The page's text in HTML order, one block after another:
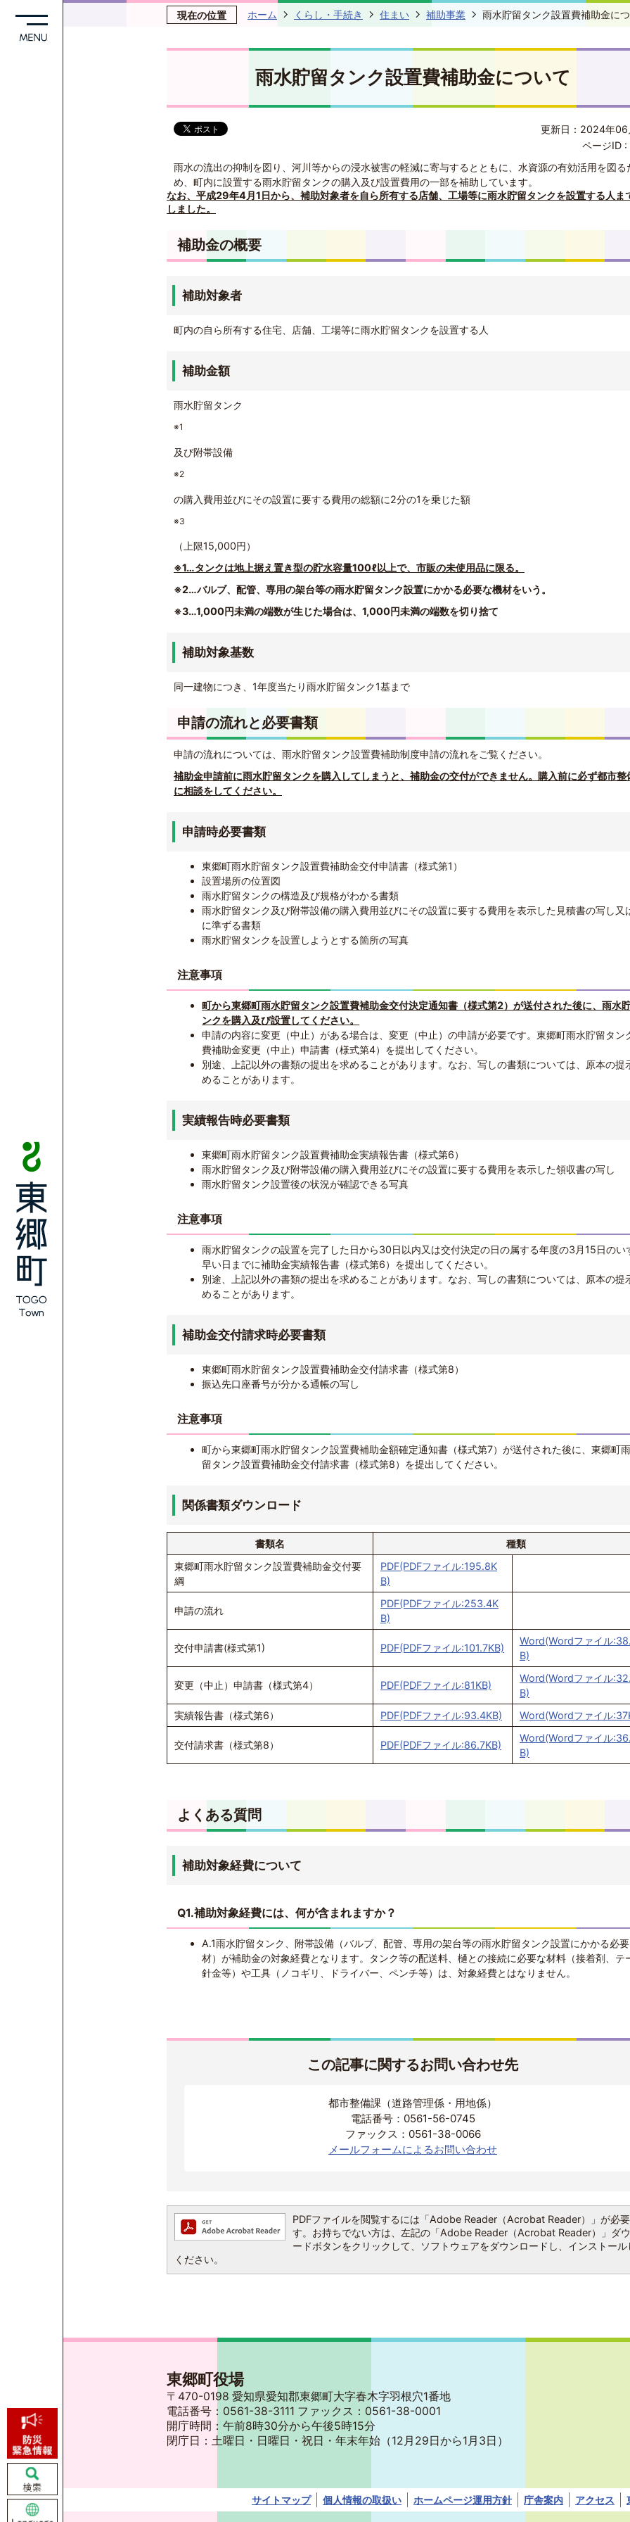
現在の位置 ホーム くらし・手続き 住まい 補助事業 雨水貯留タンク設置費補助金に
雨水貯留タンク設置費補助金について
更新日：2024年06
ページID :
雨水の流出の抑制を図り、河川等からの浸水被害の軽減に寄与するとともに、水資源の有効活用を図る
め、町内に設置する雨水貯留タンクの購入及び設置費用の一部を補助しています。
なお、平成29年4月1日から、 補助対象者を自ら所有する店舗、工場等に雨水貯留タンクを設置する人ま
しました。
補助金の概要
補助対象者
町内の自ら所有する住宅、店舗、工場等に雨水貯留タンクを設置する人
補助金額
雨水貯留タンク
※1
及び附帯設備
※2
の購入費用並びにその設置に要する費用の総額に2分の1を乗じた額
※3
（上限15,000円）
※1…タンクは地上据え置き型の貯水容量100ℓ以上で、市販の未使用品に限る。
※2…バルブ、配管、専用の架台等の雨水貯留タンク設置にかかる必要な機材をいう。
※3…1,000円未満の端数が生じた場合は、1,000円未満の端数を切り捨て
補助対象基数
同一建物につき、1年度当たり雨水貯留タンク1基まで
申請の流れと必要書類
申請の流れについては、雨水貯留タンク設置費補助制度申請の流れをご覧ください。
補助金申請前に雨水貯留タンクを購入してしまうと、補助金の交付ができません。購入前に必ず都市整
に相談をしてください。
申請時必要書類
東郷町雨水貯留タンク設置費補助金交付申請書（様式第1）
設置場所の位置図
雨水貯留タンクの構造及び規格がわかる書類
雨水貯留タンク及び附帯設備の購入費用並びにその設置に要する費用を表示した見積書の写し又
に準ずる書類
雨水貯留タンクを設置しようとする箇所の写真
注意事項
町から東郷町雨水貯留タンク設置費補助金交付決定通知書（様式第2）が送付された後に、雨水
ンクを購入及び設置してください。
申請の内容に変更（中止）がある場合は、変更（中止）の申請が必要です。東郷町雨水貯留タン
費補助金変更（中止）申請書（様式第4）を提出してください。
別途、上記以外の書類の提出を求めることがあります。なお、写しの書類については、原本の提
めることがあります。
実績報告時必要書類
東郷町雨水貯留タンク設置費補助金実績報告書（様式第6）
雨水貯留タンク及び附帯設備の購入費用並びにその設置に要する費用を表示した領収書の写し
雨水貯留タンク設置後の状況が確認できる写真
注意事項
雨水貯留タンクの設置を完了した日から30日以内又は交付決定の日の属する年度の3月15日のい
早い日までに補助金実績報告書（様式第6）を提出してください。
別途、上記以外の書類の提出を求めることがあります。なお、写しの書類については、原本の提
めることがあります。
補助金交付請求時必要書類
東郷町雨水貯留タンク設置費補助金交付請求書（様式第8）
振込先口座番号が分かる通帳の写し
注意事項
町から東郷町雨水貯留タンク設置費補助金額確定通知書（様式第7）が送付された後に、東郷町
留タンク設置費補助金交付請求書（様式第8）を提出してください。
関係書類ダウンロード
書類名
種類
東郷町雨水貯留タンク設置費補助金交付要
綱
PDF(PDFファイル:195.8K
B)
申請の流れ
PDF(PDFファイル:253.4K
B)
交付申請書(様式第1) PDF(PDFファイル:101.7KB)
Word(Wordファイル
B)
変更（中止）申請書（様式第4） PDF(PDFファイル:81KB)
Word(Wordファイル
B)
実績報告書（様式第6）
PDF(PDFファイル:93.4KB) Word(Wordファイル
交付請求書（様式第8） PDF(PDFファイル:86.7KB)
Word(Wordファイル
B)
よくある質問
補助対象経費について
Q1.補助対象経費には、何が含まれますか？
A.1雨水貯留タンク、附帯設備（バルブ、配管、専用の架台等の雨水貯留タンク設置にかかる必
材）が補助金の対象経費となります。タンク等の配送料、樋との接続に必要な材料（接着剤、テ
針金等）や工具（ノコギリ、ドライバー、ペンチ等）は、対象経費とはなりません。
この記事に関するお問い合わせ先
都市整備課（道路管理係・用地係）
電話番号：0561-56-0745
ファックス：0561-38-0066
メールフォームによるお問い合わせ
PDFファイルを閲覧するには「Adobe Reader（Acrobat Reader）」が必
す。お持ちでない方は、左記の「Adobe Reader（Acrobat Reader）」ダ
ードボタンをクリックして、ソフトウェアをダウンロードし、インストール
ください。
東郷町役場
〒470-0198 愛知県愛知郡東郷町大字春木字羽根穴1番地
電話番号：0561-38-3111 ファックス：0561-38-0001
開庁時間：午前8時30分から午後5時15分
閉庁日：土曜日・日曜日・祝日・年末年始 （12月29日から1月3日）
サイトマップ 個人情報の取扱い ホームページ運用方針 庁舎案内 アクセス